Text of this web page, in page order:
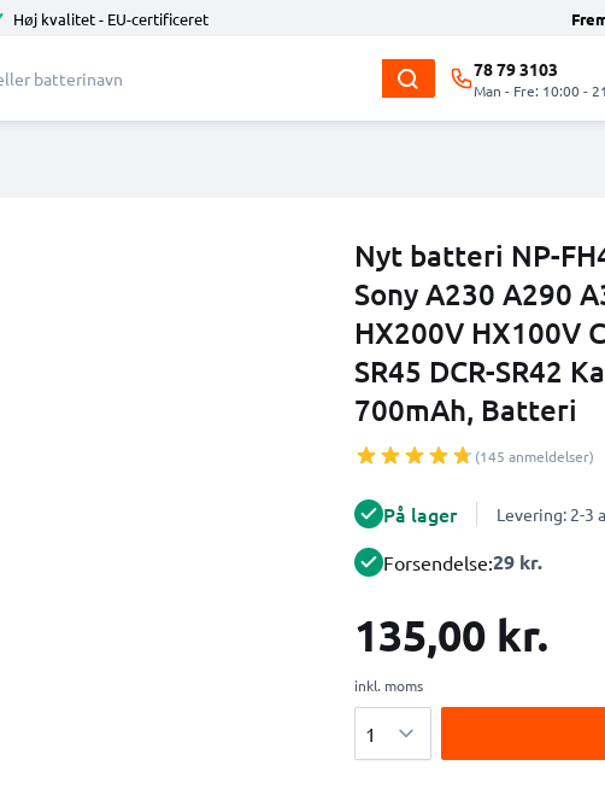
Høj kvalitet - EU-certificeret
78 79 3103
Man - Fre: 10:00 -
Nyt batteri NP-
Sony A230 A290
HX200V HX100V
SR45 DCR-SR42
700mAh, Batteri
(145 anmeldelser)
På lager Levering: 2-3
Forsendelse:29 kr.
135,00 kr.
inkl. moms